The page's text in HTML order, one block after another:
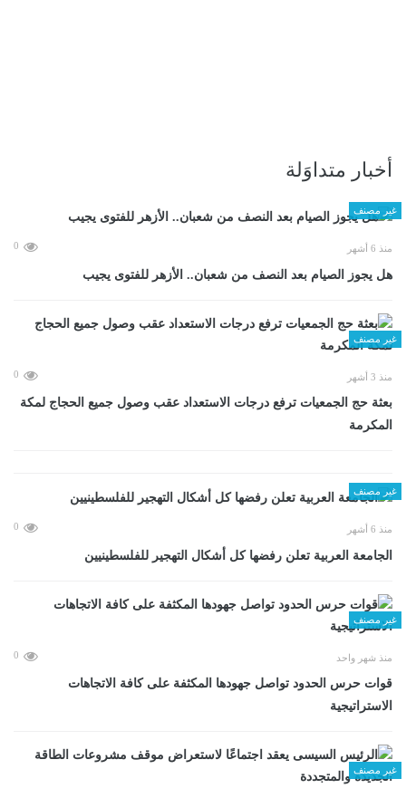
أخبار متداوَلة
غير مصنف
منذ 6 أشهر 0
هل يجوز الصيام بعد النصف من شعبان.. الأزهر للفتوى يجيب
غير مصنف
منذ 3 أشهر 0
بعثة حج الجمعيات ترفع درجات الاستعداد عقب وصول جميع الحجاج لمكة
المكرمة
غير مصنف
منذ 6 أشهر 0
الجامعة العربية تعلن رفضها كل أشكال التهجير للفلسطينيين
غير مصنف
منذ شهر واحد 0
قوات حرس الحدود تواصل جهودها المكثفة على كافة الاتجاهات
الاستراتيجية
غير مصنف